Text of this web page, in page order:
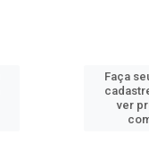
Faça
ver